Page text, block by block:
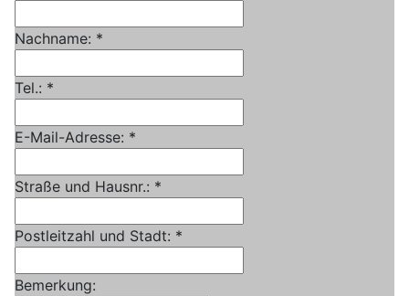
Nachname: *
Tel.: *
E-Mail-Adresse: *
Straße und Hausnr.: *
Postleitzahl und Stadt: *
Bemerkung: